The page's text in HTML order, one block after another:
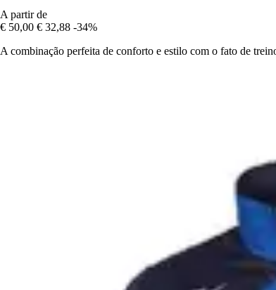
A partir de
€ 50,00 € 32,88 -34%
A combinação perfeita de conforto e estilo com o fato de